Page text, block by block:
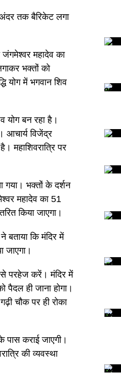
अंदर तक बैरिकेट लगा
महादेव का
भक्तों को
योग में भगवान शिव
योग बन रहा है।
आचार्य विजेंद्र
महाशिवरात्रि पर
गया। भक्तों के दर्शन
महादेव का 51
किया जाएगा।
बताया कि मंदिर में
जाएगा।
से परहेज करें। मंदिर में
ही जाना होगा।
चौक पर ही रोका
पास कराई जाएगी।
की व्यवस्था